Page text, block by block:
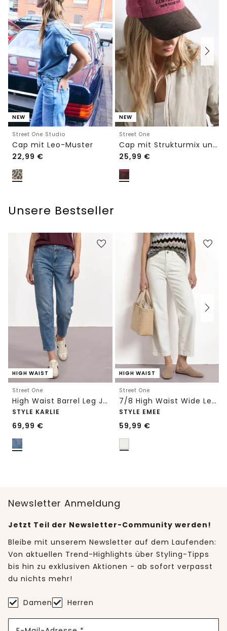
NEW
Street One Studio
Cap mit Leo-Muster
22,99 €
NEW
Street One
Cap mit Strukturmix und Slogan
25,99 €
Unsere Bestseller
HIGH WAIST
Street One
High Waist Barrel Leg Jeans im Loose Fit
STYLE KARLIE
69,99 €
HIGH WAIST
Street One
7/8 High Waist Wide Leg Jeans im Loose Fit
STYLE EMEE
59,99 €
Newsletter Anmeldung
Jetzt Teil der Newsletter-Community werden!
Bleibe mit unserem Newsletter auf dem Laufenden:
Von aktuellen Trend-Highlights über Styling-Tipps
bis hin zu exklusiven Aktionen - ab sofort verpasst
du nichts mehr!
Damen Herren